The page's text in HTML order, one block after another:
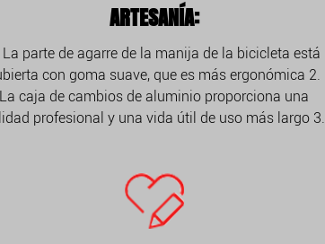
ARTESANÍA:
La parte de agarre de la manija de la bicicleta está
con goma suave, que es más ergonómica 2.
La caja de cambios de aluminio proporciona una
profesional y una vida útil de uso más largo 3.